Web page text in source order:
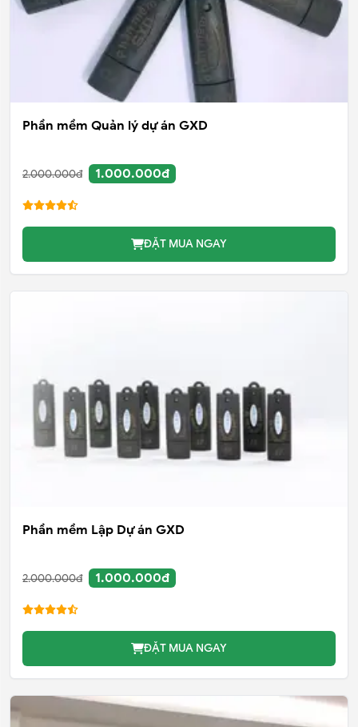
Phần mềm Quản lý dự án GXD
2.000.000đ 1.000.000đ
ĐẶT MUA NGAY
Phần mềm Lập Dự án GXD
2.000.000đ 1.000.000đ
ĐẶT MUA NGAY